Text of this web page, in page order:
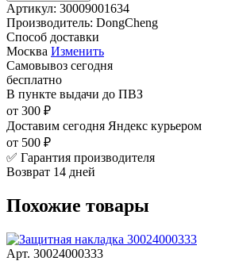
Артикул: 30009001634
Производитель: DongCheng
Способ доставки
Москва Изменить
Самовывоз сегодня
бесплатно
В пункте выдачи до ПВЗ
от 300 ₽
Доставим сегодня Яндекс курьером
от 500 ₽
✅ Гарантия производителя
Возврат 14 дней
Похожие товары
Арт. 30024000333